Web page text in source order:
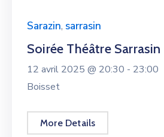
Sarazin, sarrasin
Soirée Théâtre Sarrasin
12 avril 2025 @ 20:30 - 23:00
Boisset
More Details